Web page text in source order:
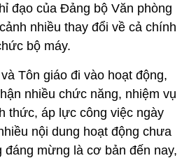
đạo của Đảng bộ Văn phòng
nhiều thay đổi về cả chính
bộ máy.
Tôn giáo đi vào hoạt động,
nhiều chức năng, nhiệm vụ
thức, áp lực công việc ngày
nội dung hoạt động chưa
đáng mừng là cơ bản đến nay,